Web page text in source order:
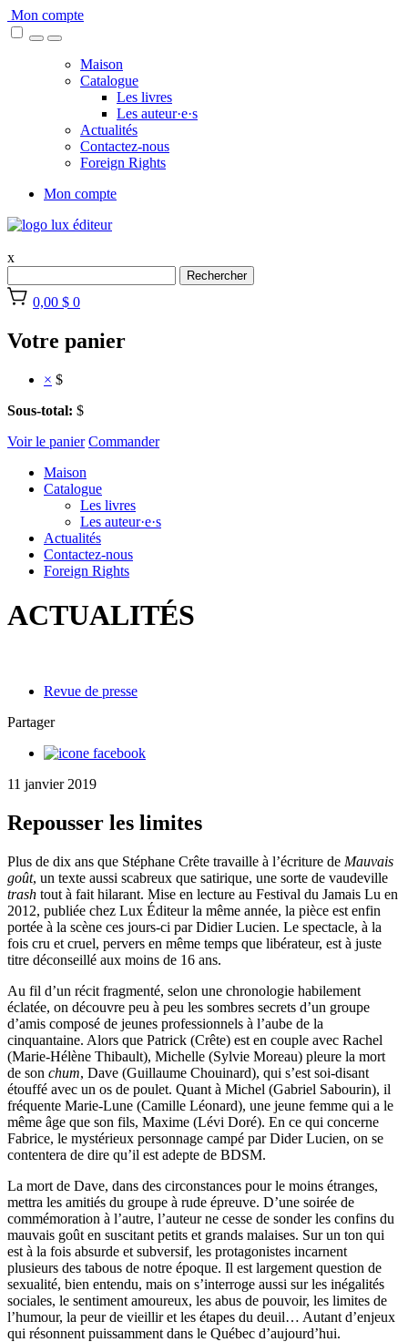
Skip
to
Mon compte
Maison
Catalogue
Les livres
Les auteur·e·s
Actualités
Contactez-nous
Foreign Rights
Mon compte
x
Rechercher
0,00 $ 0
Votre panier
× $
Sous-total: $
Voir le panier Commander
Maison
Catalogue
Les livres
Les auteur·e·s
Actualités
Contactez-nous
Foreign Rights
ACTUALITÉS
Revue de presse
Partager
11 janvier 2019
Repousser les limites
Plus de dix ans que Stéphane Crête travaille à l’écriture de Mauvais
goût, un texte aussi scabreux que satirique, une sorte de vaudeville
trash tout à fait hilarant. Mise en lecture au Festival du Jamais Lu en
2012, publiée chez Lux Éditeur la même année, la pièce est enfin
portée à la scène ces jours-ci par Didier Lucien. Le spectacle, à la
fois cru et cruel, pervers en même temps que libérateur, est à juste
titre déconseillé aux moins de 16 ans.
Au fil d’un récit fragmenté, selon une chronologie habilement
éclatée, on découvre peu à peu les sombres secrets d’un groupe
d’amis composé de jeunes professionnels à l’aube de la
cinquantaine. Alors que Patrick (Crête) est en couple avec Rachel
(Marie-Hélène Thibault), Michelle (Sylvie Moreau) pleure la mort
de son chum, Dave (Guillaume Chouinard), qui s’est soi-disant
étouffé avec un os de poulet. Quant à Michel (Gabriel Sabourin), il
fréquente Marie-Lune (Camille Léonard), une jeune femme qui a le
même âge que son fils, Maxime (Lévi Doré). En ce qui concerne
Fabrice, le mystérieux personnage campé par Dider Lucien, on se
contentera de dire qu’il est adepte de BDSM.
La mort de Dave, dans des circonstances pour le moins étranges,
mettra les amitiés du groupe à rude épreuve. D’une soirée de
commémoration à l’autre, l’auteur ne cesse de sonder les confins du
mauvais goût en suscitant petits et grands malaises. Sur un ton qui
est à la fois absurde et subversif, les protagonistes incarnent
plusieurs des tabous de notre époque. Il est largement question de
sexualité, bien entendu, mais on s’interroge aussi sur les inégalités
sociales, le sentiment amoureux, les abus de pouvoir, les limites de
l’humour, la peur de vieillir et les étapes du deuil… Autant d’enjeux
qui résonnent puissamment dans le Québec d’aujourd’hui.